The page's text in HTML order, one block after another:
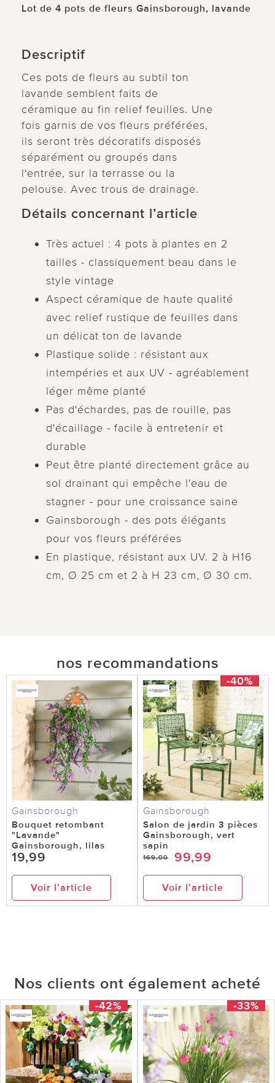
Lot de 4 pots de fleurs Gainsborough, lavande
Descriptif
Ces pots de fleurs au subtil ton
lavande semblent faits de
céramique au fin relief feuilles. Une
fois garnis de vos fleurs préférées,
ils seront très décoratifs disposés
séparément ou groupés dans
l'entrée, sur la terrasse ou la
pelouse. Avec trous de drainage.
Détails concernant l’article
Très actuel : 4 pots à plantes en 2
tailles - classiquement beau dans le
style vintage
Aspect céramique de haute qualité
avec relief rustique de feuilles dans
un délicat ton de lavande
Plastique solide : résistant aux
intempéries et aux UV - agréablement
léger même planté
Pas d'échardes, pas de rouille, pas
d'écaillage - facile à entretenir et
durable
Peut être planté directement grâce au
sol drainant qui empêche l'eau de
stagner - pour une croissance saine
Gainsborough - des pots élégants
pour vos fleurs préférées
En plastique, résistant aux UV. 2 à H16
cm, Ø 25 cm et 2 à H 23 cm, Ø 30 cm.
nos recommandations
Gainsborough
Bouquet retombant
"Lavande"
Gainsborough, lilas
19,99
Voir l’article
-40%
Gainsborough
Salon de jardin 3 pièces
Gainsborough, vert
sapin
169,00 99,99
Voir l’article
Nos clients ont également acheté
-42% -33%